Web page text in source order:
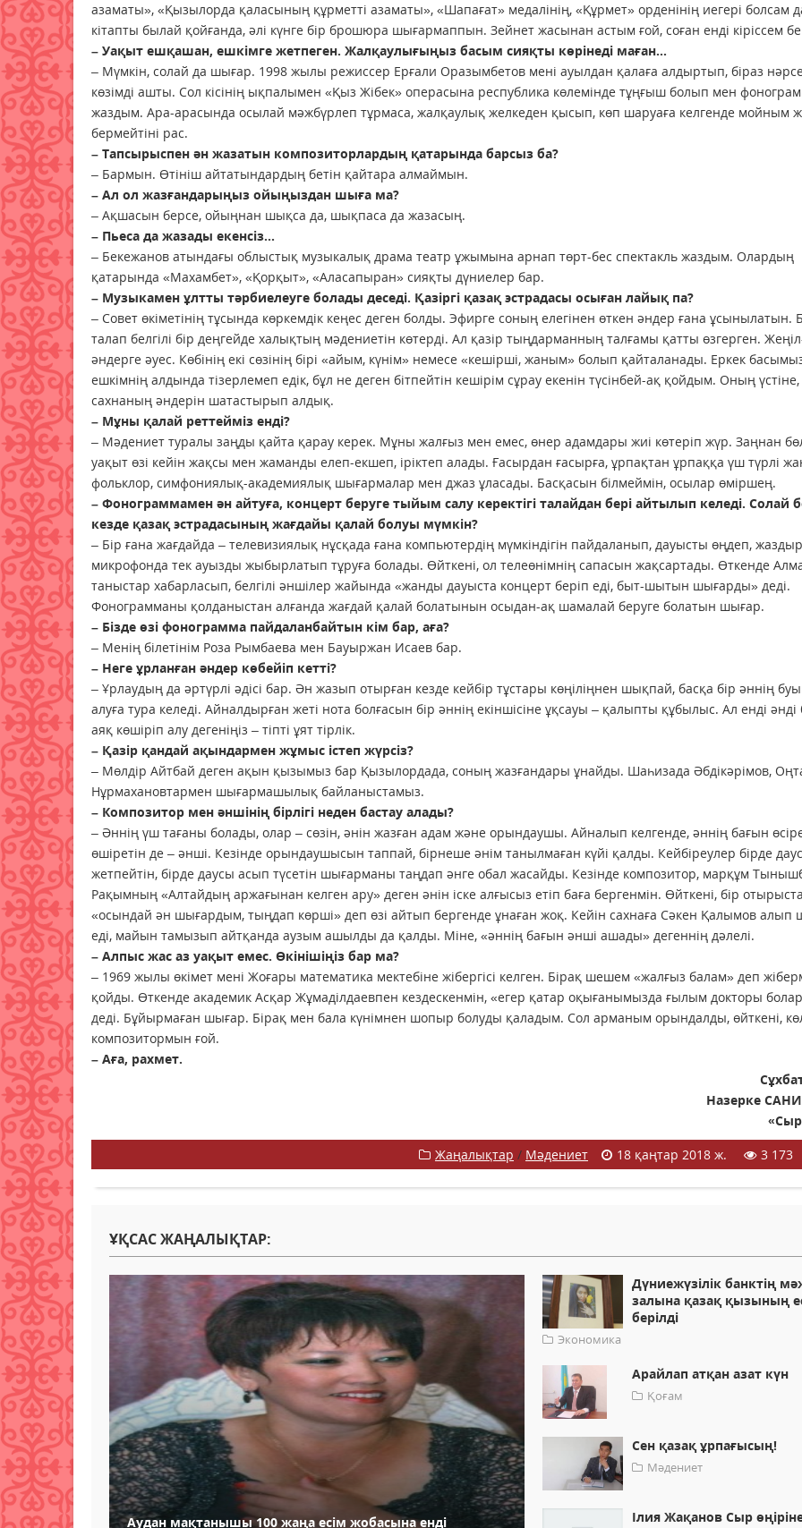
азаматы», «Қызылорда қаласының құрметті азаматы», «Шапағат» медалінің, «Құрмет» ордені­нің иегері болсам
кітапты былай қойғанда, әлі күнге бір брошюра шығармаппын. Зейнет жасынан астым ғой, соған енді кіріссем
– Уақыт ешқашан, ешкімге жетпеген. Жалқаулығыңыз басым сияқты көрінеді маған...
– Мүмкін, солай да шығар. 1998 жылы режиссер Ерғали Оразымбетов мені ауылдан қалаға алдыртып, біраз
көзімді ашты. Сол кісінің ықпалымен «Қыз Жібек» операсына республика көлемінде тұңғыш болып мен
жаздым. Ара-арасында осылай мәжбүрлеп тұрмаса, жалқаулық желкеден қысып, көп шаруаға келгенде мойным
бермейтіні рас.
– Тапсырыспен ән жазатын компо­зиторлардың қатарында барсыз ба?
– Бармын. Өтініш айтатындардың бетін қайтара алмаймын.
– Ал ол жазғандарыңыз ойыңыз­дан шыға ма?
– Ақшасын берсе, ойыңнан шықса да, шықпаса да жазасың.
– Пьеса да жазады екенсіз...
– Бекежанов атындағы облыстық музыкалық драма театр ұжымына арнап төрт-бес спектакль жаздым. Олардың
қатарында «Махамбет», «Қорқыт», «Аласапыран» сияқты дүниелер бар.
– Музыкамен ұлтты тәрбиелеуге болады деседі. Қазіргі қазақ эстрадасы осыған лайық па?
– Совет өкіметінің тұсында көркем­дік кеңес деген болды. Эфирге соның елегінен өткен әндер ғана ұсынылатын.
талап белгілі бір деңгейде халық­тың мәдениетін көтерді. Ал қазір тыңдарманның талғамы қатты өзгерген.
әндерге әуес. Көбінің екі сөзінің бірі «айым, күнім» немесе «кешірші, жаным» болып қайталанады. Еркек
ешкімнің алдында тізерлемеп едік, бұл не деген бітпейтін кешірім сұрау екенін түсінбей-ақ қойдым. Оның
сахнаның әндерін шатастырып алдық.
– Мұны қалай реттейміз енді?
– Мәдениет туралы заңды қайта қарау керек. Мұны жалғыз мен емес, өнер адамдары жиі көтеріп жүр. Заңнан
уақыт өзі кейін жақсы мен жаманды елеп-екшеп, іріктеп алады. Ғасырдан ғасырға, ұрпақтан ұрпаққа үш түрлі
фольклор, симфониялық-академиялық шығармалар мен джаз ұласады. Басқасын білмеймін, осылар өміршең.
– Фонограммамен ән айтуға, концерт беруге тыйым салу керектігі талайдан бері айтылып келеді. Солай
кезде қазақ эстрадасының жағдайы қалай болуы мүмкін?
– Бір ғана жағдайда – телевизиялық нұсқада ғана компьютердің мүмкіндігін пайдаланып, дауысты өңдеп,
микрофонда тек ауызды жыбырлатып тұруға болады. Өйткені, ол телеөнімнің сапасын жақсартады. Өткенде
таныстар хабарласып, белгілі әншілер жайында «жанды дауыста концерт беріп еді, быт-шытын шығарды» деді.
Фонограмманы қолданыстан ал­ғанда жағдай қалай болатынын осыдан-ақ шамалай беруге болатын шығар.
– Бізде өзі фонограмма пайдаланбайтын кім бар, аға?
– Менің білетінім Роза Рымбаева мен Бауыржан Исаев бар.
– Неге ұрланған әндер көбейіп кетті?
– Ұрлаудың да әртүрлі әдісі бар. Ән жазып отырған кезде кейбір тұстары көңіліңнен шықпай, басқа бір әннің
алуға тура келеді. Айналдырған жеті нота болғасын бір әннің екіншісіне ұқсауы – қалыпты құбылыс. Ал енді әнді
аяқ көшіріп алу дегеніңіз – тіпті ұят тірлік.
– Қазір қандай ақындармен жұмыс істеп жүрсіз?
– Мөлдір Айтбай деген ақын қызымыз бар Қызылордада, соның жазғандары ұнайды. Шаһизада Әбдікәрімов,
Нұрмахановтармен шығар­машылық байланыстамыз.
– Композитор мен әншінің бірлігі неден бастау алады?
– Әннің үш тағаны болады, олар – сөзін, әнін жазған адам және орындаушы. Айналып келгенде, әннің бағын
өшіретін де – әнші. Кезінде орындаушысын таппай, бірнеше әнім танылмаған күйі қалды. Кейбіреулер бірде
жетпейтін, бірде даусы асып түсетін шығарманы таңдап әнге обал жасайды. Кезінде композитор, марқұм
Рақымның «Алтайдың аржағынан келген ару» деген әнін іске алғысыз етіп баға бергенмін. Өйткені, бір отырыста
«осындай ән шығардым, тыңдап көрші» деп өзі айтып бергенде ұнаған жоқ. Кейін сахнаға Сәкен Қалымов алып
еді, майын тамызып айтқанда аузым ашылды да қалды. Міне, «әннің бағын әнші ашады» дегеннің дәлелі.
– Алпыс жас аз уақыт емес. Өкінішіңіз бар ма?
– 1969 жылы өкімет мені Жоғары математика мектебіне жібергісі келген. Бірақ шешем «жалғыз балам» деп
қойды. Өткенде академик Асқар Жұмаділдаевпен кездескенмін, «егер қатар оқығанымызда ғылым докторы
деді. Бұйырмаған шығар. Бірақ мен бала күнімнен шопыр болуды қаладым. Сол арманым орындалды, өйткені,
композитормын ғой.
– Аға, рахмет.
Назерке
Жаңалықтар / Мәдениет 18 қаңтар 2018 ж. 3 173
ҰҚСАС ЖАҢАЛЫҚТАР:
Аудан мақтанышы 100 жаңа есім жобасына енді
Дүниежүзілік банктің
залына қазақ қызының
берілді
Экономика
Арайлап атқан азат күн
Қоғам
Сен қазақ ұрпағысың!
Мәдениет
Ілия Жақанов Сыр